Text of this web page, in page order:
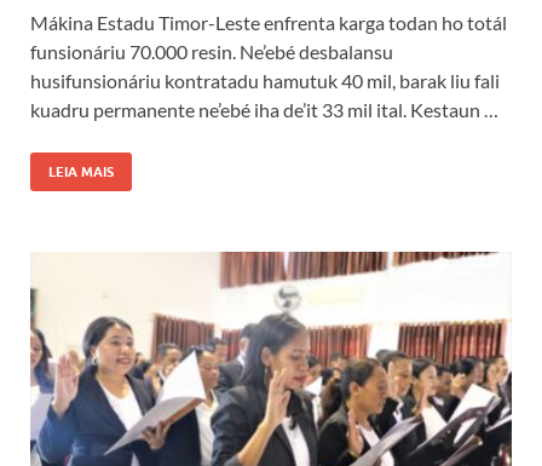
Mákina Estadu Timor-Leste enfrenta karga todan ho totál
funsionáriu 70.000 resin. Ne’ebé desbalansu
husifunsionáriu kontratadu hamutuk 40 mil, barak liu fali
kuadru permanente ne’ebé iha de’it 33 mil ital. Kestaun …
LEIA MAIS